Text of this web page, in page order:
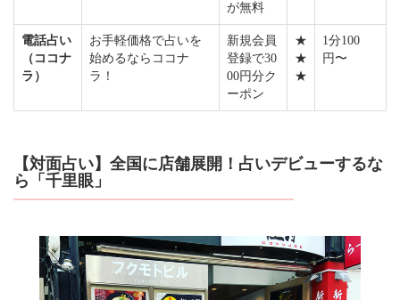
が無料
電話占い
（ココナ
ラ）
お手軽価格で占いを
始めるならココナ
ラ！
新規会員
登録で30
00円分ク
ーポン
★
★
★
1分100
円〜
【対面占い】全国に店舗展開！占いデビューするな
ら「千里眼」